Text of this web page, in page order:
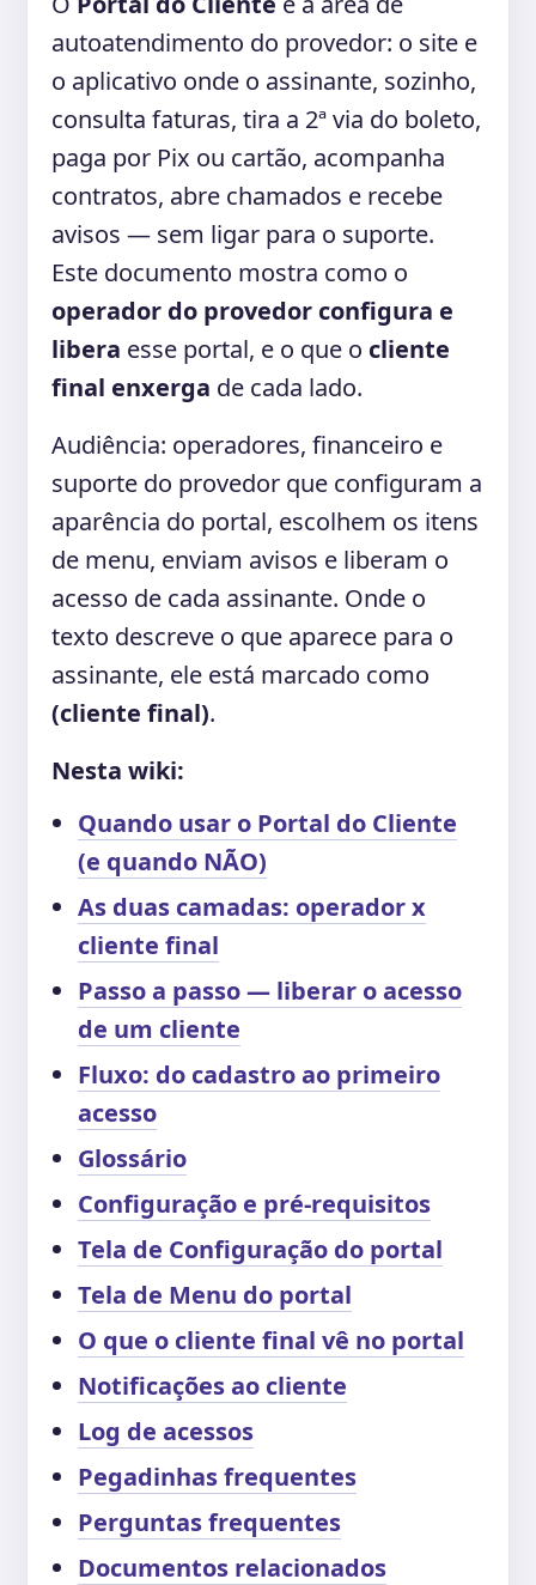
autoatendimento do provedor: o site e
o aplicativo onde o assinante, sozinho,
consulta faturas, tira a 2ª via do boleto,
paga por Pix ou cartão, acompanha
contratos, abre chamados e recebe
avisos — sem ligar para o suporte.
Este documento mostra como o
operador do provedor configura e
libera esse portal, e o que o cliente
final enxerga de cada lado.
Audiência: operadores, financeiro e
suporte do provedor que configuram a
aparência do portal, escolhem os itens
de menu, enviam avisos e liberam o
acesso de cada assinante. Onde o
texto descreve o que aparece para o
assinante, ele está marcado como
(cliente final).
Nesta wiki:
Quando usar o Portal do Cliente
(e quando NÃO)
As duas camadas: operador x
cliente final
Passo a passo — liberar o acesso
de um cliente
Fluxo: do cadastro ao primeiro
acesso
Glossário
Configuração e pré-requisitos
Tela de Configuração do portal
Tela de Menu do portal
O que o cliente final vê no portal
Notificações ao cliente
Log de acessos
Pegadinhas frequentes
Perguntas frequentes
Documentos relacionados